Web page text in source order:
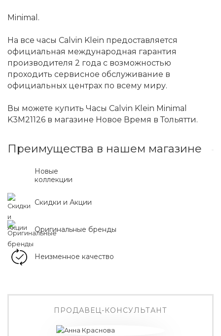
Minimal.
На все часы Calvin Klein предоставляется
официальная международная гарантия
производителя 2 года с возможностью
проходить сервисное обслуживание в
официальных центрах по всему миру.
Вы можете купить Часы Calvin Klein Minimal
K3M21126 в магазине Новое Время в Тольятти.
Преимущества в нашем магазине
Новые
коллекции
Скидки и Акции
Оригинальные бренды
Неизменное качество
ПРОДАВЕЦ-КОНСУЛЬТАНТ